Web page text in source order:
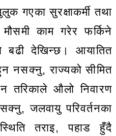
गएका सुरक्षाकर्मी तथा
मौसमी काम गरेर फर्किने
बढी देखिन्छ। आयातित
नसक्नु, राज्यको सीमित
तरिकाले औलो निवारण
जलवायु परिवर्तनका
तराइ, पहाड हुँदै